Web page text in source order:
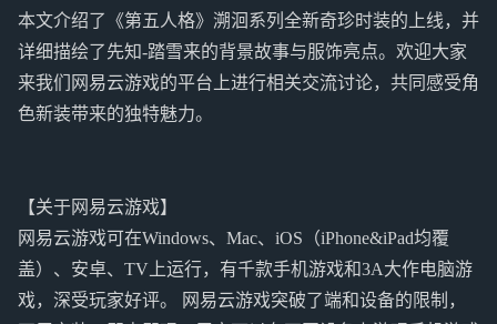
本文介绍了《第五人格》溯洄系列全新奇珍时装的上线，并
详细描绘了先知-踏雪来的背景故事与服饰亮点。欢迎大家
来我们网易云游戏的平台上进行相关交流讨论，共同感受角
色新装带来的独特魅力。
【关于网易云游戏】
网易云游戏可在Windows、Mac、iOS（iPhone&iPad均覆
盖）、安卓、TV上运行，有千款手机游戏和3A大作电脑游
戏，深受玩家好评。 网易云游戏突破了端和设备的限制，